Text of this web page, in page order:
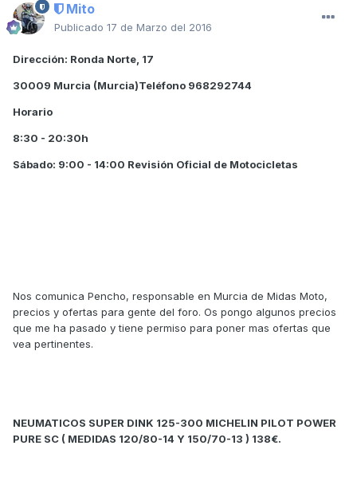
Mito
Publicado 17 de Marzo del 2016
Dirección: Ronda Norte, 17
30009 Murcia (Murcia)Teléfono 968292744
Horario
8:30 - 20:30h
Sábado: 9:00 - 14:00 Revisión Oficial de Motocicletas
Nos comunica Pencho, responsable en Murcia de Midas Moto,
precios y ofertas para gente del foro. Os pongo algunos precios
que me ha pasado y tiene permiso para poner mas ofertas que
vea pertinentes.
NEUMATICOS SUPER DINK 125-300 MICHELIN PILOT POWER
PURE SC ( MEDIDAS 120/80-14 Y 150/70-13 ) 138€.